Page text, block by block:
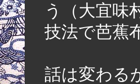
う（大宜味
技法で芭蕉
話は変わる